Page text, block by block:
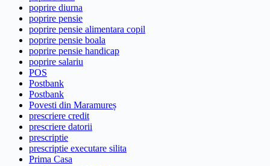
poprire diurna
poprire pensie
poprire pensie alimentara copil
poprire pensie boala
poprire pensie handicap
poprire salariu
POS
Postbank
Postbank
Povesti din Maramureș
prescriere credit
prescriere datorii
prescriptie
prescriptie executare silita
Prima Casa